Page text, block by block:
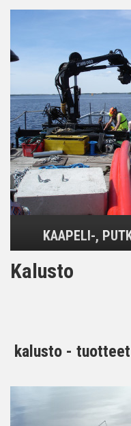
KAAPELI-,
Kalusto
kalusto - tuotteet